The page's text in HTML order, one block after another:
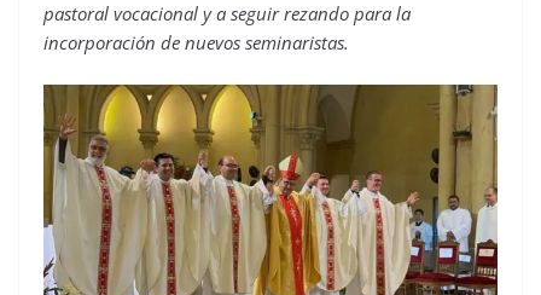
pastoral vocacional y a seguir rezando para la
incorporación de nuevos seminaristas.